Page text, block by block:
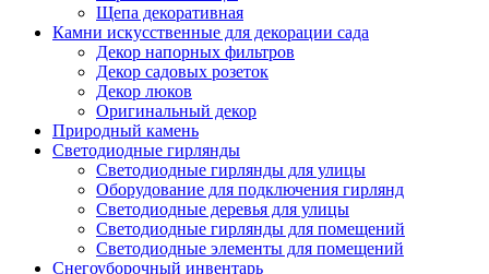
Щепа декоративная
Камни искусственные для декорации сада
Декор напорных фильтров
Декор садовых розеток
Декор люков
Оригинальный декор
Природный камень
Светодиодные гирлянды
Светодиодные гирлянды для улицы
Оборудование для подключения гирлянд
Светодиодные деревья для улицы
Светодиодные гирлянды для помещений
Светодиодные элементы для помещений
Снегоуборочный инвентарь